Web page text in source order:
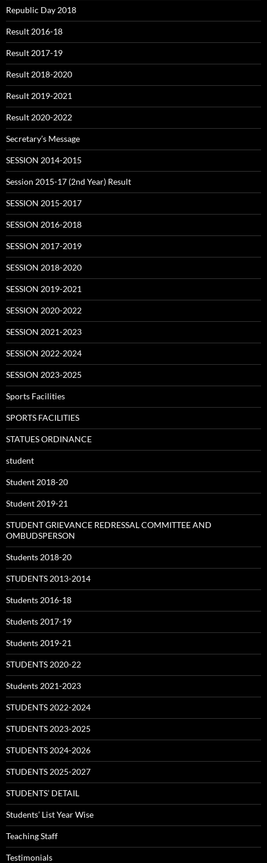
Republic Day 2018
Result 2016-18
Result 2017-19
Result 2018-2020
Result 2019-2021
Result 2020-2022
Secretary’s Message
SESSION 2014-2015
Session 2015-17 (2nd Year) Result
SESSION 2015-2017
SESSION 2016-2018
SESSION 2017-2019
SESSION 2018-2020
SESSION 2019-2021
SESSION 2020-2022
SESSION 2021-2023
SESSION 2022-2024
SESSION 2023-2025
Sports Facilities
SPORTS FACILITIES
STATUES ORDINANCE
student
Student 2018-20
Student 2019-21
STUDENT GRIEVANCE REDRESSAL COMMITTEE AND
OMBUDSPERSON
Students 2018-20
STUDENTS 2013-2014
Students 2016-18
Students 2017-19
Students 2019-21
STUDENTS 2020-22
Students 2021-2023
STUDENTS 2022-2024
STUDENTS 2023-2025
STUDENTS 2024-2026
STUDENTS 2025-2027
STUDENTS’ DETAIL
Students’ List Year Wise
Teaching Staff
Testimonials